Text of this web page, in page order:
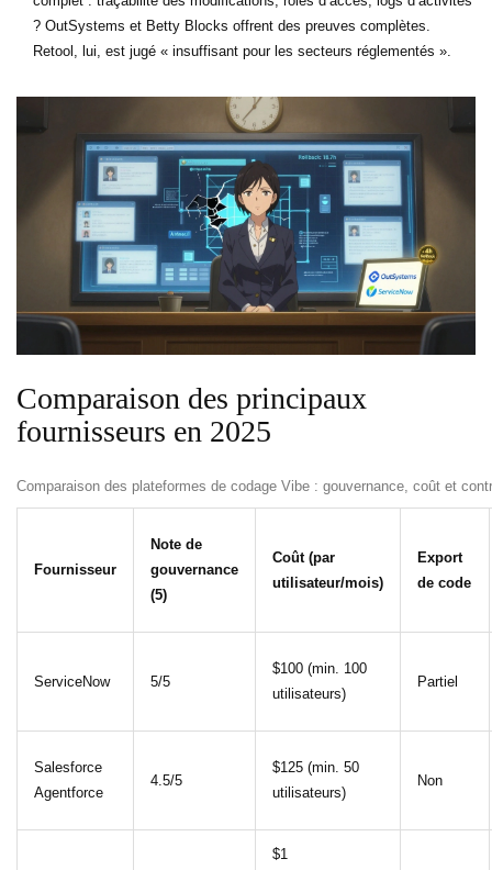
? OutSystems et Betty Blocks offrent des preuves complètes.
Retool, lui, est jugé « insuffisant pour les secteurs réglementés ».
Comparaison des principaux
fournisseurs en 2025
Comparaison des plateformes de codage Vibe : gouvernance, coût et
Fournisseur
Note de
gouvernance
(5)
Coût (par
utilisateur/mois)
Export
de code
ServiceNow 5/5
$100 (min. 100
utilisateurs)
Partiel
Salesforce
Agentforce
4.5/5
$125 (min. 50
utilisateurs)
Non
$1